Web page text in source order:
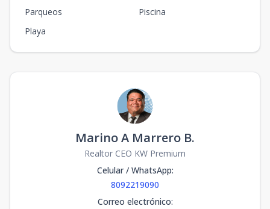
Parqueos
Piscina
Playa
Marino A Marrero B.
Realtor CEO KW Premium
Celular / WhatsApp:
8092219090
Correo electrónico: